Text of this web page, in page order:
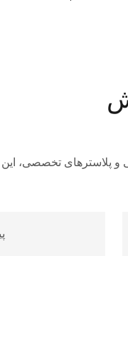
پلاسترهای تخصصی، این